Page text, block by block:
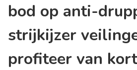
bod op anti-
strijkijzer
profiteer van